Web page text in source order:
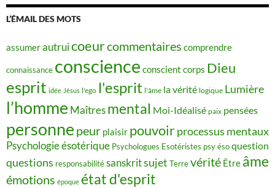
L’ÉMAIL DES MOTS
assumerautruicoeurcommentaires comprendre
connaissance conscience conscient corps Dieu
esprit idée Jésus l'ego l'esprit l'âme la vérité logique Lumière
l’homme Maîtres mental Moi-Idéalisé paix pensées
personne peur plaisir pouvoirprocessus mentaux
Psychologie ésotérique Psychologues Esotéristes psy ésoquestion
questions responsabilitésanskritsujet Terrevérité Être âme
émotions époque état d'esprit